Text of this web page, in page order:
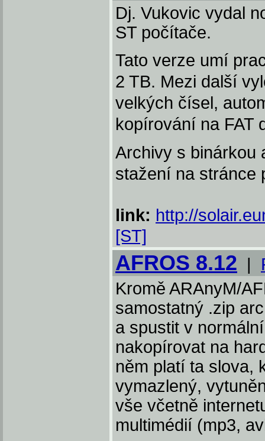
Dj. Vukovic vydal
ST počítače.
Tato verze umí
2 TB. Mezi další
velkých čísel,
kopírování na FAT
Archivy s binárkou
stažení na stránce
link: http://
[ST]
AFROS 8.12 |
Kromě ARAnyM/
samostatný .zip
a spustit v
nakopírovat na
něm platí ta slova,
vymazlený,
vše včetně
multimédií (mp3,